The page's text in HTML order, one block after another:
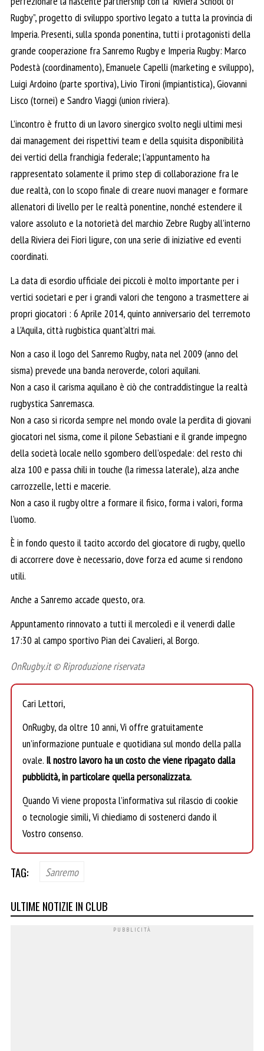
Rugby”, progetto di sviluppo sportivo legato a tutta la provincia di
Imperia. Presenti, sulla sponda ponentina, tutti i protagonisti della
grande cooperazione fra Sanremo Rugby e Imperia Rugby: Marco
Podestà (coordinamento), Emanuele Capelli (marketing e sviluppo),
Luigi Ardoino (parte sportiva), Livio Tironi (impiantistica), Giovanni
Lisco (tornei) e Sandro Viaggi (union riviera).
L’incontro è frutto di un lavoro sinergico svolto negli ultimi mesi
dai management dei rispettivi team e della squisita disponibilità
dei vertici della franchigia federale; l’appuntamento ha
rappresentato solamente il primo step di collaborazione fra le
due realtà, con lo scopo finale di creare nuovi manager e formare
allenatori di livello per le realtà ponentine, nonché estendere il
valore assoluto e la notorietà del marchio Zebre Rugby all’interno
della Riviera dei Fiori ligure, con una serie di iniziative ed eventi
coordinati.
La data di esordio ufficiale dei piccoli è molto importante per i
vertici societari e per i grandi valori che tengono a trasmettere ai
propri giocatori : 6 Aprile 2014, quinto anniversario del terremoto
a L’Aquila, città rugbistica quant’altri mai.
Non a caso il logo del Sanremo Rugby, nata nel 2009 (anno del
sisma) prevede una banda neroverde, colori aquilani.
Non a caso il carisma aquilano è ciò che contraddistingue la realtà
rugbystica Sanremasca.
Non a caso si ricorda sempre nel mondo ovale la perdita di giovani
giocatori nel sisma, come il pilone Sebastiani e il grande impegno
della società locale nello sgombero dell’ospedale: del resto chi
alza 100 e passa chili in touche (la rimessa laterale), alza anche
carrozzelle, letti e macerie.
Non a caso il rugby oltre a formare il fisico, forma i valori, forma
l’uomo.
È in fondo questo il tacito accordo del giocatore di rugby, quello
di accorrere dove è necessario, dove forza ed acume si rendono
utili.
Anche a Sanremo accade questo, ora.
Appuntamento rinnovato a tutti il mercoledì e il venerdi dalle
17:30 al campo sportivo Pian dei Cavalieri, al Borgo.
OnRugby.it © Riproduzione riservata
Cari Lettori,
OnRugby, da oltre 10 anni, Vi offre gratuitamente
un’informazione puntuale e quotidiana sul mondo della palla
ovale. Il nostro lavoro ha un costo che viene ripagato dalla
pubblicità, in particolare quella personalizzata.
Quando Vi viene proposta l’informativa sul rilascio di cookie
o tecnologie simili, Vi chiediamo di sostenerci dando il
Vostro consenso.
TAG: Sanremo
ULTIME NOTIZIE IN CLUB